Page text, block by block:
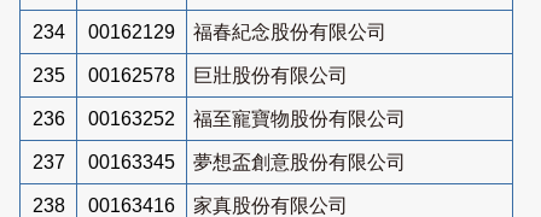
234 00162129 福春紀念股份有限公司
235 00162578 巨壯股份有限公司
236 00163252 福至寵寶物股份有限公司
237 00163345 夢想盃創意股份有限公司
238 00163416 家真股份有限公司